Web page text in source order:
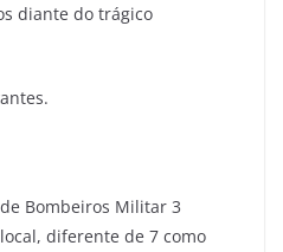
diante do trágico
Bombeiros Militar 3
diferente de 7 como